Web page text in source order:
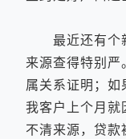
最近还有个
来源查得特别
属关系证明；如
我客户上个月
不清来源，贷款